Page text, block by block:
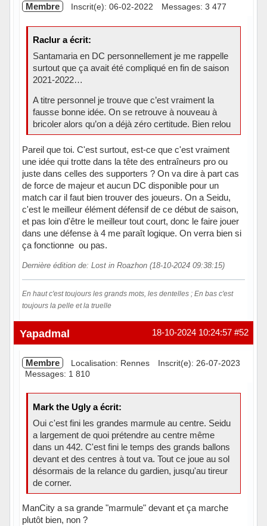
Membre Inscrit(e): 06-02-2022 Messages: 3 477
Raclur a écrit:
Santamaria en DC personnellement je me rappelle
surtout que ça avait été compliqué en fin de saison
2021-2022…
A titre personnel je trouve que c’est vraiment la
fausse bonne idée. On se retrouve à nouveau à
bricoler alors qu’on a déjà zéro certitude. Bien relou
Pareil que toi. C'est surtout, est-ce que c'est vraiment
une idée qui trotte dans la tête des entraîneurs pro ou
juste dans celles des supporters ? On va dire à part cas
de force de majeur et aucun DC disponible pour un
match car il faut bien trouver des joueurs. On a Seidu,
c'est le meilleur élément défensif de ce début de saison,
et pas loin d'être le meilleur tout court, donc le faire jouer
dans une défense à 4 me paraît logique. On verra bien si
ça fonctionne ou pas.
Dernière édition de: Lost in Roazhon (18-10-2024 09:38:15)
En haut c'est toujours les grands mots, les dentelles ; En bas c'est
toujours la pelle et la truelle
Hors ligne #52
18-10-2024 10:24:57
Yapadmal
Membre Localisation: Rennes
Inscrit(e): 26-07-2023
Messages: 1 810
Mark the Ugly a écrit:
Oui c'est fini les grandes marmule au centre. Seidu
a largement de quoi prétendre au centre même
dans un 442. C'est fini le temps des grands ballons
devant et des centres à tout va. Tout ce joue au sol
désormais de la relance du gardien, jusqu'au tireur
de corner.
ManCity a sa grande "marmule" devant et ça marche
plutôt bien, non ?